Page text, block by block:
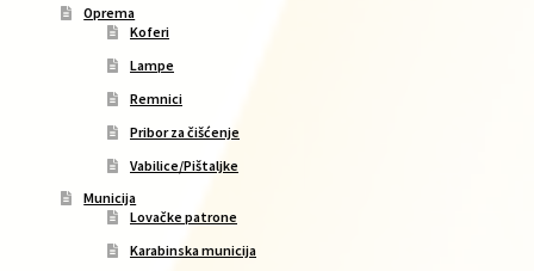
Oprema
Koferi
Lampe
Remnici
Pribor za čišćenje
Vabilice/Pištaljke
Municija
Lovačke patrone
Karabinska municija